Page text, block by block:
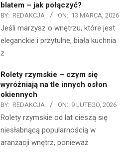
blatem – jak połączyć?
BY: REDAKCJA ON: 13 MARCA, 2026
Jeśli marzysz o wnętrzu, które jest
eleganckie i przytulne, biała kuchnia
z
Rolety rzymskie – czym się
wyróżniają na tle innych osłon
okiennych
BY: REDAKCJA ON: 9 LUTEGO, 2026
Rolety rzymskie od lat cieszą się
niesłabnącą popularnością w
aranżacji wnętrz, ponieważ